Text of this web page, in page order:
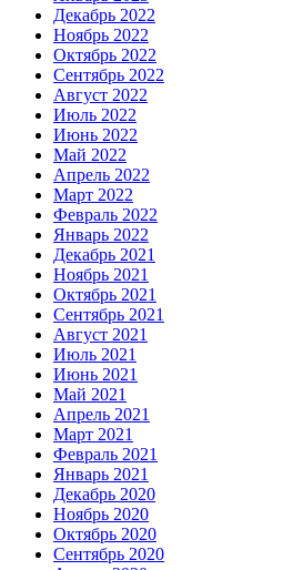
Декабрь 2022
Ноябрь 2022
Октябрь 2022
Сентябрь 2022
Август 2022
Июль 2022
Июнь 2022
Май 2022
Апрель 2022
Март 2022
Февраль 2022
Январь 2022
Декабрь 2021
Ноябрь 2021
Октябрь 2021
Сентябрь 2021
Август 2021
Июль 2021
Июнь 2021
Май 2021
Апрель 2021
Март 2021
Февраль 2021
Январь 2021
Декабрь 2020
Ноябрь 2020
Октябрь 2020
Сентябрь 2020